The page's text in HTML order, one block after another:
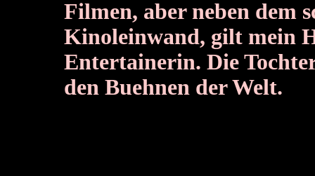
Filmen, aber neben dem
Kinoleinwand, gilt mein
Entertainerin. Die
den Buehnen der Welt.